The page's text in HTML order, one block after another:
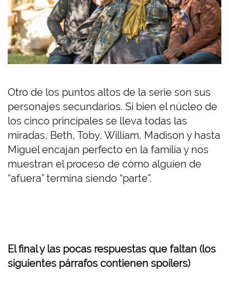
Otro de los puntos altos de la serie son sus
personajes secundarios. Si bien el núcleo de
los cinco principales se lleva todas las
miradas, Beth, Toby, William, Madison y hasta
Miguel encajan perfecto en la familia y nos
muestran el proceso de cómo alguien de
“afuera” termina siendo “parte”.
El final y las pocas respuestas que faltan (los
siguientes párrafos contienen spoilers)